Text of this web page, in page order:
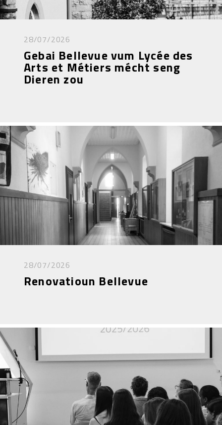
28/07/2026
Gebai Bellevue vum Lycée des
Arts et Métiers mécht seng
Dieren zou
28/07/2026
Renovatioun Bellevue